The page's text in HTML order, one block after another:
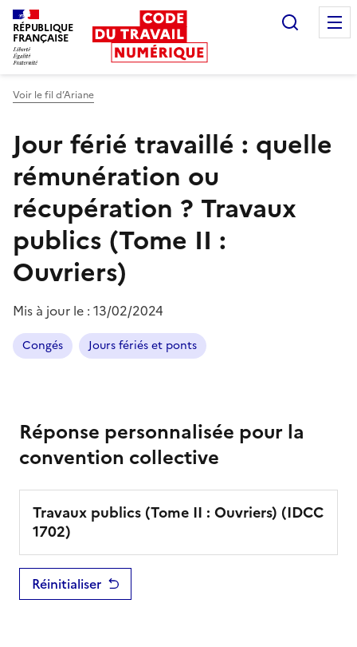
RÉPUBLIQUE
FRANÇAISE
Voir le fil d’Ariane
Jour férié travaillé : quelle
rémunération ou
récupération ? Travaux
publics (Tome II :
Ouvriers)
Mis à jour le : 13/02/2024
Congés Jours fériés et ponts
Réponse personnalisée pour la
convention collective
Travaux publics (Tome II : Ouvriers) (IDCC
1702)
Réinitialiser